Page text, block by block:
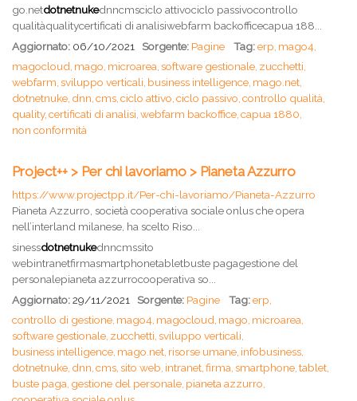
go.netdotnetnukednncmsciclo attivociclo passivocontrollo
qualitàqualitycertificati di analisiwebfarm backofficecapua 188...
Aggiornato: 06/10/2021 Sorgente: Pagine Tag:erp, mago4,
magocloud, mago, microarea, software gestionale, zucchetti,
webfarm, sviluppo verticali, business intelligence, mago.net,
dotnetnuke, dnn, cms, ciclo attivo, ciclo passivo, controllo qualità,
quality, certificati di analisi, webfarm backoffice, capua 1880,
non conformità
Project++ > Per chi lavoriamo > Pianeta Azzurro
https://www.projectpp.it/Per-chi-lavoriamo/Pianeta-Azzurro
Pianeta Azzurro, società cooperativa sociale onlus che opera
nell’interland milanese, ha scelto Riso...
sinessdotnetnukednncmssito
webintranetfirmasmartphonetabletbuste pagagestione del
personalepianeta azzurrocooperativa so...
Aggiornato:29/11/2021 Sorgente: Pagine Tag:erp,
controllo di gestione, mago4, magocloud, mago, microarea,
software gestionale, zucchetti, sviluppo verticali,
business intelligence, mago.net, risorse umane, infobusiness,
dotnetnuke, dnn, cms, sito web, intranet, firma, smartphone, tablet,
buste paga, gestione del personale, pianeta azzurro,